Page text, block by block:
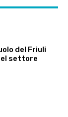
del Friuli
settore